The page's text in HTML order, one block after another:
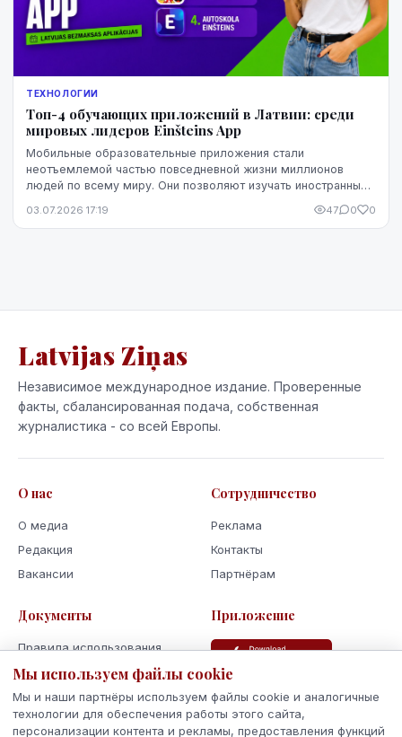
ТЕХНОЛОГИИ
Топ-4 обучающих приложений в Латвии: среди
мировых лидеров Einšteins App
Мобильные образовательные приложения стали
неотъемлемой частью повседневной жизни миллионов
людей по всему миру. Они позволяют изучать иностранные
03.07.2026 17:19 47 0 0
Latvijas Ziņas
Независимое международное издание. Проверенные
факты, сбалансированная подача, собственная
журналистика - со всей Европы.
О нас
О медиа
Редакция
Вакансии
Сотрудничество
Реклама
Контакты
Партнёрам
Документы
Правила использования
Политика
Использование cookie
Приложение
Мы используем файлы cookie
Мы и наши партнёры используем файлы cookie и аналогичные
технологии для обеспечения работы этого сайта,
персонализации контента и рекламы, предоставления функций